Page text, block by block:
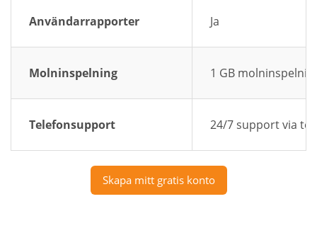
Användarrapporter Ja
Molninspelning 1 GB
Telefonsupport 24/7 support via
Skapa mitt gratis konto